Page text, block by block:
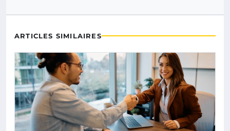
ARTICLES SIMILAIRES